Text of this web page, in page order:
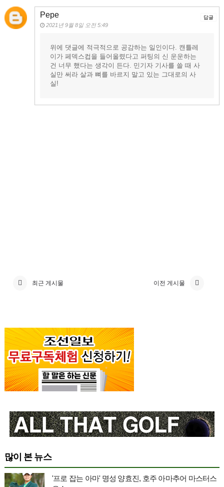
Pepe
2021년 9월 8일 오전 5:49
위에 댓글에 적극적으로 공감하는 일인이다. 캔틀레
이가 페덱스컵을 들어올렸다고 퍼팅의 신 운운하는
건 너무 했다는 생각이 든다. 민기자 기사를 쓸 때 사
실만 써라 살과 뼈를 바르지 말고 있는 그대로의 사
실!
답글
최근 게시물 이전 게시물
많이 본 뉴스
'프로 잡는 아마' 명성 양효진, 호주 아마추어 마스터스